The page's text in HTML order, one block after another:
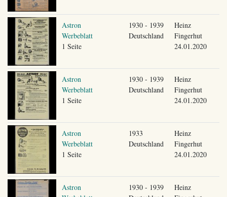
Astron
Werbeblatt
1 Seite
1930 - 1939
Deutschland
Heinz
Fingerhut
24.01.2020
Astron
Werbeblatt
1 Seite
1930 - 1939
Deutschland
Heinz
Fingerhut
24.01.2020
Astron
Werbeblatt
1 Seite
1933
Deutschland
Heinz
Fingerhut
24.01.2020
Astron
1930 - 1939
Heinz